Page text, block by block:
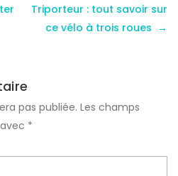
Triporteur : tout savoir sur
ce vélo à trois roues
pas publiée. Les champs
*